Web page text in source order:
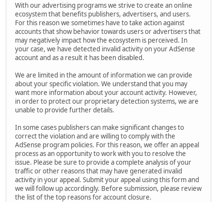
With our advertising programs we strive to create an online
ecosystem that benefits publishers, advertisers, and users.
For this reason we sometimes have to take action against
accounts that show behavior towards users or advertisers that
may negatively impact how the ecosystem is perceived. In
your case, we have detected invalid activity on your AdSense
account and as a result it has been disabled.
We are limited in the amount of information we can provide
about your specific violation. We understand that you may
want more information about your account activity. However,
in order to protect our proprietary detection systems, we are
unable to provide further details.
In some cases publishers can make significant changes to
correct the violation and are willing to comply with the
AdSense program policies. For this reason, we offer an appeal
process as an opportunity to work with you to resolve the
issue. Please be sure to provide a complete analysis of your
traffic or other reasons that may have generated invalid
activity in your appeal. Submit your appeal using this form and
we will follow up accordingly. Before submission, please review
the list of the top reasons for account closure.